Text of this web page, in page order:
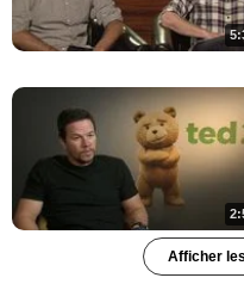
Afficher